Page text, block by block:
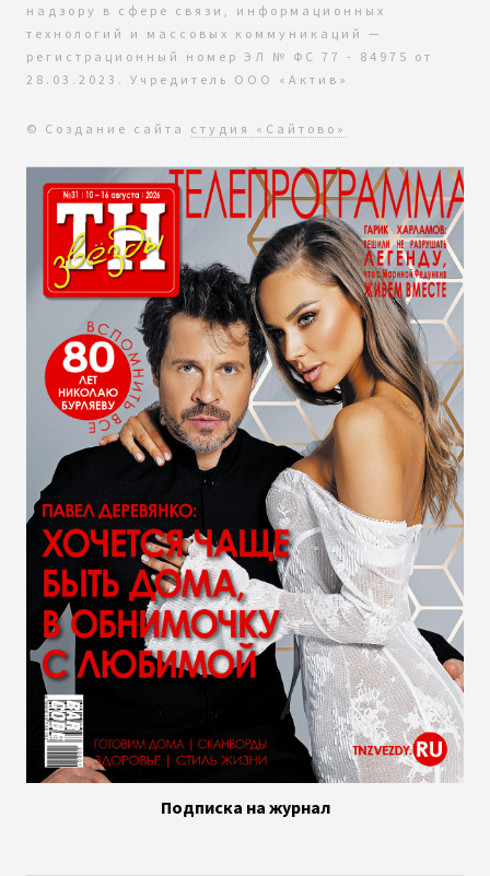
надзору в сфере связи, информационных
технологий и массовых коммуникаций —
регистрационный номер ЭЛ № ФС 77 - 84975 от
28.03.2023. Учредитель ООО «Актив»
© Создание сайта студия «Сайтово»
Подписка на журнал